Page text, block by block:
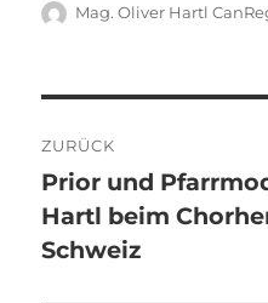
Autor
Mag. Oliver Hartl
ZURÜCK
Vorheriger
Beitrag:
Prior und
Hartl beim
Schweiz